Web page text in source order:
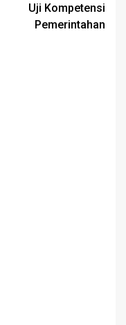
Uji Kompetensi
Pemerintahan